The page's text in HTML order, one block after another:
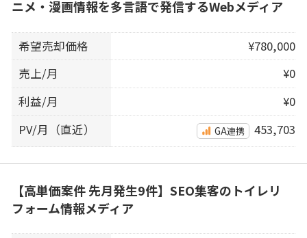
ニメ・漫画情報を多言語で発信するWebメディア
希望売却価格
¥780,000
売上/月
¥0
利益/月
¥0
PV/月（直近）
GA連携 453,703
【高単価案件 先月発生9件】SEO集客のトイレリ
フォーム情報メディア